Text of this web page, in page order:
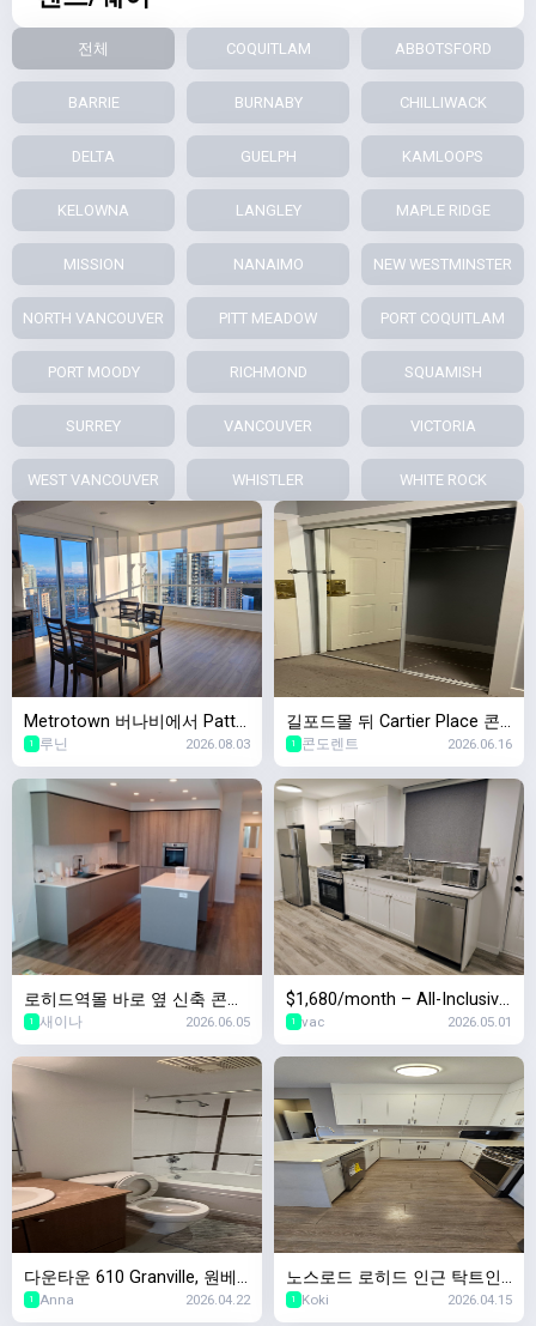
전체 COQUITLAM ABBOTSFORD
BARRIE BURNABY CHILLIWACK
DELTA GUELPH KAMLOOPS
KELOWNA LANGLEY MAPLE RIDGE
MISSION NANAIMO NEW WESTMINSTER
NORTH VANCOUVER PITT MEADOW PORT COQUITLAM
PORT MOODY RICHMOND SQUAMISH
SURREY VANCOUVER VICTORIA
WEST VANCOUVER WHISTLER WHITE ROCK
Metrotown 버나비에서 Patte
rson 역앞 신축 콘도에서 두달
간 쉐어할 룸메 구합니다![여성
전용]
1 루닌 2026.08.03
길포드몰 뒤 Cartier Place 콘
도 렌트합니다
1 콘도렌트 2026.06.16
로히드역몰 바로 옆 신축 콘도!
8/1일 2베드 + 2베스 + 1덴 입
주자 찾습니다!
1 새이나 2026.06.05
$1,680/month – All-Inclusive
Large 1BR In-Law Suite (Lad
ner, Delta)
1 vac 2026.05.01
다운타운 610 Granville, 원베
드룸유닛 $2400 6월1일입주
1 Anna 2026.04.22
노스로드 로히드 인근 탁트인
베이스먼트 방2/욕실1
1 Koki 2026.04.15